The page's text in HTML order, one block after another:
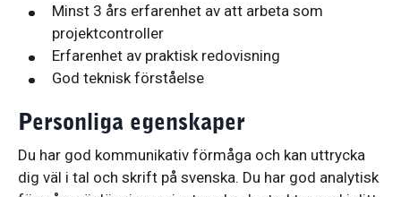
Minst 3 års erfarenhet av att arbeta som
projektcontroller
Erfarenhet av praktisk redovisning
God teknisk förståelse
Personliga egenskaper
Du har god kommunikativ förmåga och kan uttrycka
dig väl i tal och skrift på svenska. Du har god analytisk